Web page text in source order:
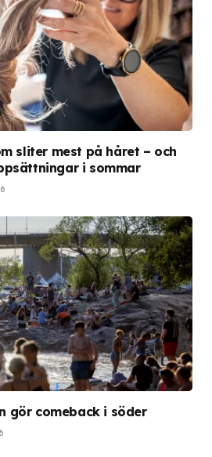
sliter mest på håret – och
i sommar
gör comeback i söder